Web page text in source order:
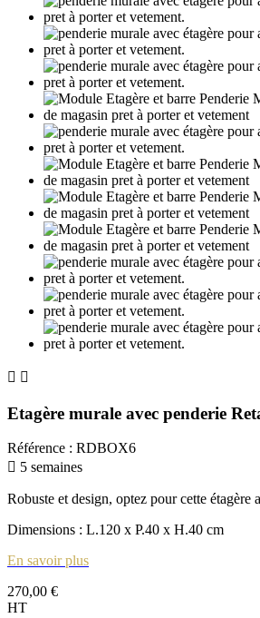
 
Etagère murale avec penderie
Référence : RDBOX6
 5 semaines
Robuste et design, optez pour cette étagère
Dimensions : L.120 x P.40 x H.40 cm
En savoir plus
270,00 €
HT